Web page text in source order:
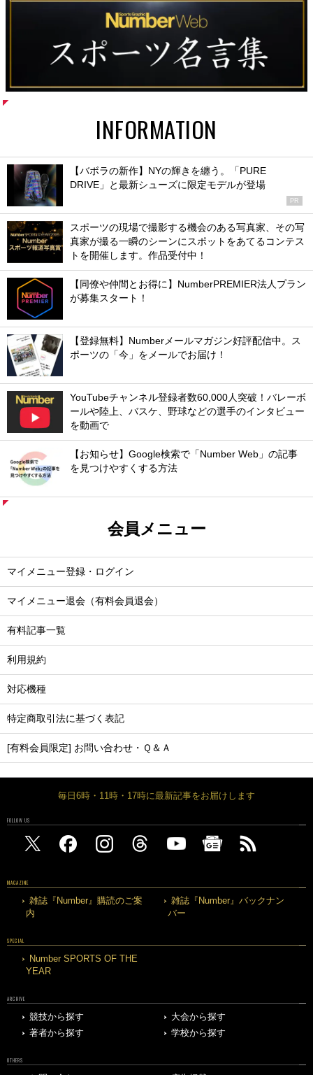
INFORMATION
【バボラの新作】NYの輝きを纏う。「PURE
DRIVE」と最新シューズに限定モデルが登場
PR
スポーツの現場で撮影する機会のある写真家、その写
真家が撮る一瞬のシーンにスポットをあてるコンテス
トを開催します。作品受付中！
【同僚や仲間とお得に】NumberPREMIER法人プラン
が募集スタート！
【登録無料】Numberメールマガジン好評配信中。ス
ポーツの「今」をメールでお届け！
YouTubeチャンネル登録者数60,000人突破！バレーボ
ールや陸上、バスケ、野球などの選手のインタビュー
を動画で
【お知らせ】Google検索で「Number Web」の記事
を見つけやすくする方法
会員メニュー
マイメニュー登録・ログイン
マイメニュー退会（有料会員退会）
有料記事一覧
利用規約
対応機種
特定商取引法に基づく表記
[有料会員限定] お問い合わせ・Ｑ＆Ａ
毎日6時・11時・17時に最新記事をお届けします
FOLLOW US
MAGAZINE
雑誌『Number』購読のご案
内
雑誌『Number』バックナン
バー
SPECIAL
Number SPORTS OF THE
YEAR
ARCHIVE
競技から探す
大会から探す
著者から探す
学校から探す
OTHERS